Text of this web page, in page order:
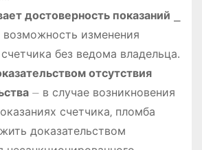
достоверность показаний
возможность изменения
без ведома владельца․
отсутствия
⏤ в случае возникновения
счетчика‚ пломба
доказательством